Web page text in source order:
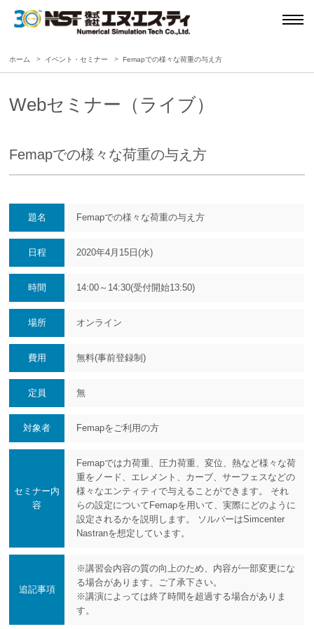
ホーム イベント・セミナー Femapでの様々な荷重の与え方
Webセミナー（ライブ）
Femapでの様々な荷重の与え方
題名 Femapでの様々な荷重の与え方
日程 2020年4月15日(水)
時間 14:00～14:30(受付開始13:50)
場所 オンライン
費用 無料(事前登録制)
定員 無
対象者 Femapをご利用の方
セミナー内
容
Femapでは力荷重、圧力荷重、変位、熱など様々な荷
重をノード、エレメント、カーブ、サーフェスなどの
様々なエンティティで与えることができます。 それ
らの設定についてFemapを用いて、実際にどのように
設定されるかを説明します。 ソルバーはSimcenter
Nastranを想定しています。
追記事項
※講習会内容の質の向上のため、内容が一部変更にな
る場合があります。ご了承下さい。
※講演によっては終了時間を超過する場合がありま
す。